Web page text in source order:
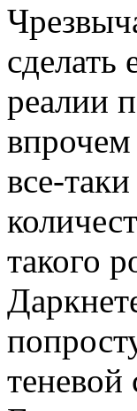
сделать
реалии
все-
такого
теневой